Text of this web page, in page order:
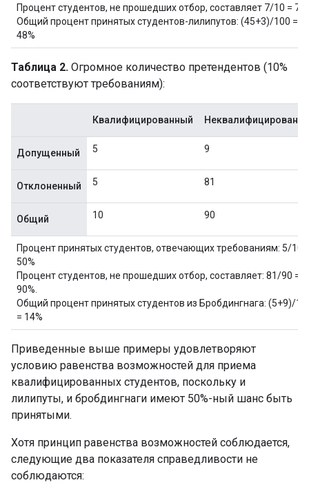
Процент студентов, не прошедших отбор, составляет 7/10 =
Общий процент принятых студентов-лилипутов: (45+3)/100 =
48%
Таблица 2. Огромное количество претендентов (10%
соответствуют требованиям):
Квалифицированный
Допущенный 5 9
Отклоненный 5 81
Общий 10 90
Процент принятых студентов, отвечающих требованиям: 5/10
50%
Процент студентов, не прошедших отбор, составляет: 81/90 =
90%.
Общий процент принятых студентов из Бробдингнага: (5+9)/
= 14%
Приведенные выше примеры удовлетворяют
условию равенства возможностей для приема
квалифицированных студентов, поскольку и
лилипуты, и бробдингнаги имеют 50%-ный шанс быть
принятыми.
Хотя принцип равенства возможностей соблюдается,
следующие два показателя справедливости не
соблюдаются: